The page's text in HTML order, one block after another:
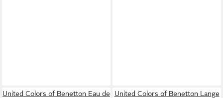
United Colors of Benetton Eau de
United Colors of Benetton Lange